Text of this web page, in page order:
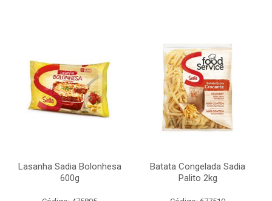
Lasanha Sadia Bolonhesa
600g
Batata Congelada Sadia
Palito 2kg